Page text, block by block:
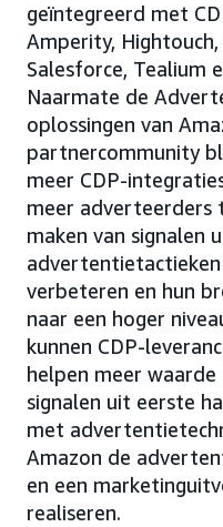
geïntegreerd met
Amperity,
Salesforce, Tealium
Naarmate de
oplossingen van
partnercommunity
meer CDP-
meer adverteerders
maken van signalen
verbeteren en hun
naar een hoger
kunnen CDP-
helpen meer
signalen uit eerste
met
Amazon de
en een
realiseren.